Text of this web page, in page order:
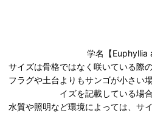
学名【Euphyllia
サイズは骨格ではなく咲いている際
フラグや土台よりもサンゴが小さい
イズを記載している場
水質や照明など環境によっては、サ